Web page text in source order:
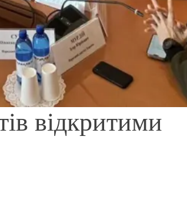
відкритими